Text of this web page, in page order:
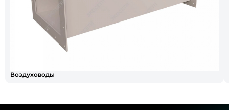
Воздуховоды